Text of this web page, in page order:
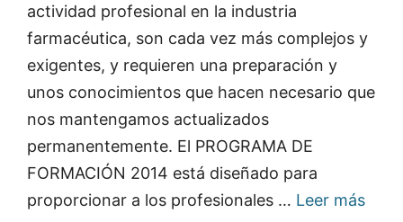
actividad profesional en la industria
farmacéutica, son cada vez más complejos y
exigentes, y requieren una preparación y
unos conocimientos que hacen necesario que
nos mantengamos actualizados
permanentemente. El PROGRAMA DE
FORMACIÓN 2014 está diseñado para
proporcionar a los profesionales … Leer más